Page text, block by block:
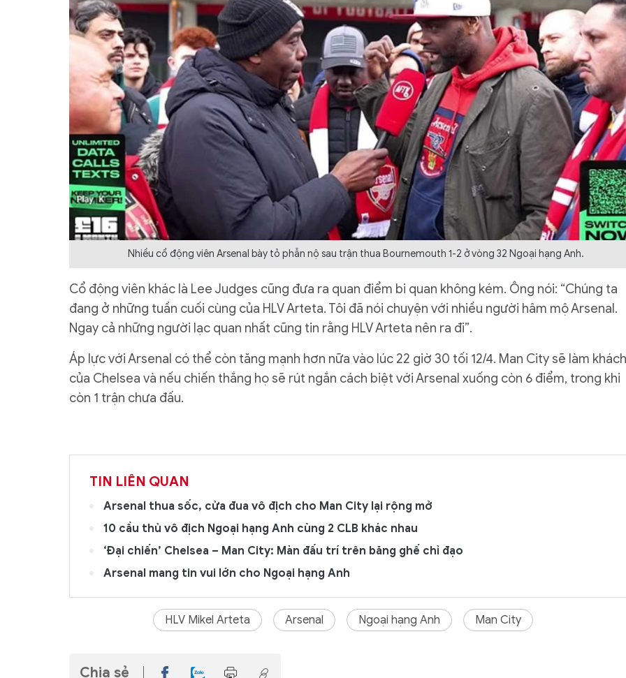
Nhiều cổ động viên Arsenal bày tỏ phẫn nộ sau trận thua Bournemouth 1-2 ở vòng 32 Ngoại hạng Anh.
Cổ động viên khác là Lee Judges cũng đưa ra quan điểm bi quan không kém. Ông nói: “Chúng ta
đang ở những tuần cuối cùng của HLV Arteta. Tôi đã nói chuyện với nhiều người hâm mộ Arsenal.
Ngay cả những người lạc quan nhất cũng tin rằng HLV Arteta nên ra đi”.
Áp lực với Arsenal có thể còn tăng mạnh hơn nữa vào lúc 22 giờ 30 tối 12/4. Man City sẽ làm khách
của Chelsea và nếu chiến thắng họ sẽ rút ngắn cách biệt với Arsenal xuống còn 6 điểm, trong khi
còn 1 trận chưa đấu.
TIN LIÊN QUAN
Arsenal thua sốc, cửa đua vô địch cho Man City lại rộng mở
10 cầu thủ vô địch Ngoại hạng Anh cùng 2 CLB khác nhau
‘Đại chiến’ Chelsea – Man City: Màn đấu trí trên băng ghế chỉ đạo
Arsenal mang tin vui lớn cho Ngoại hạng Anh
HLV Mikel Arteta Arsenal Ngoại hạng Anh Man City
Chia sẻ